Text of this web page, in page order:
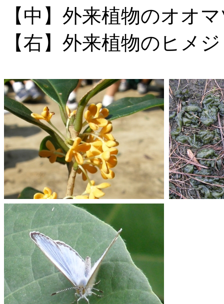
【中】外来植物のオオ
【右】外来植物のヒメ